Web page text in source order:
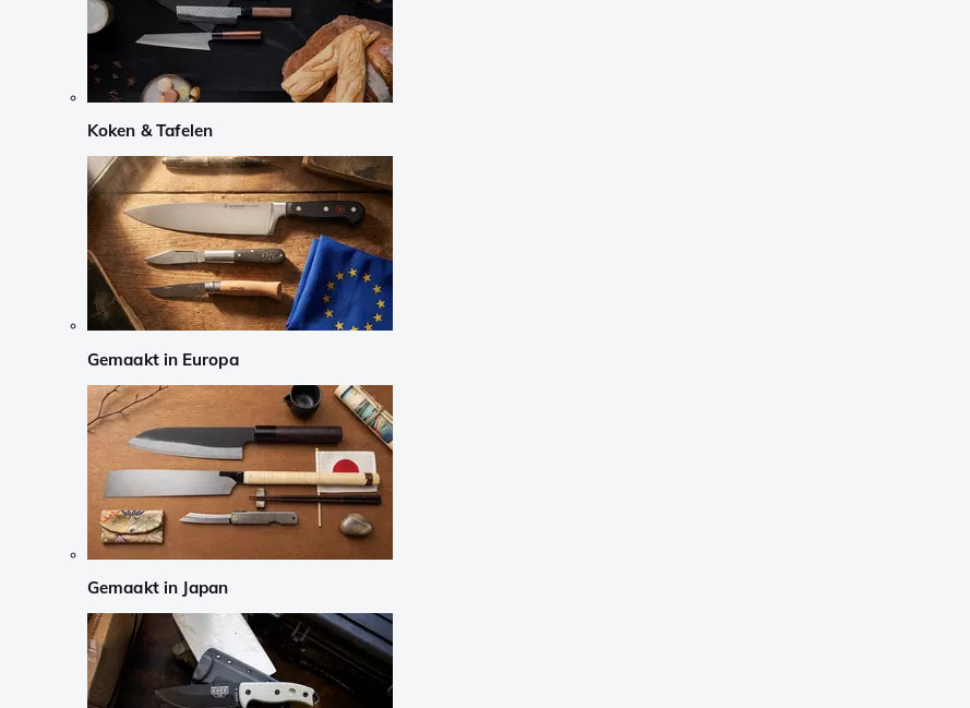
Koken & Tafelen
Gemaakt in Europa
Gemaakt in Japan